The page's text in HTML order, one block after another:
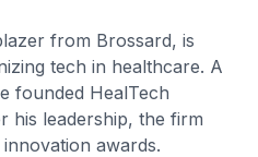
from Brossard, is
tech in healthcare. A
founded HealTech
his leadership, the firm
awards.